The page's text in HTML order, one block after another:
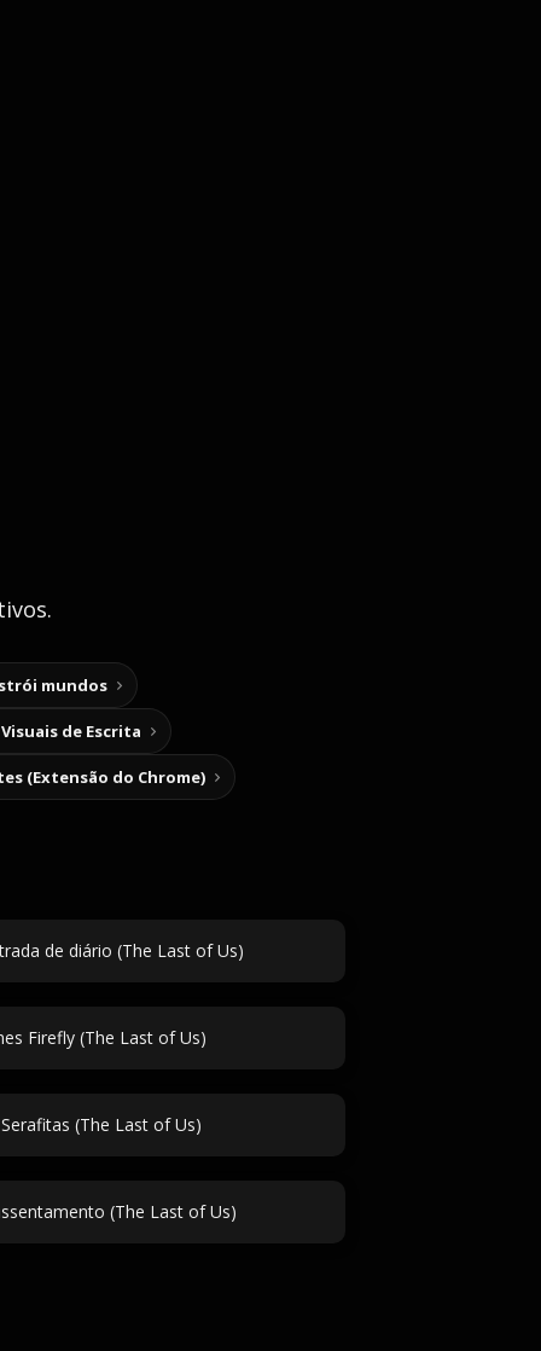
mundos
de Escrita
(Extensão do Chrome)
de diário (The Last of Us)
Firefly (The Last of Us)
(The Last of Us)
(The Last of Us)